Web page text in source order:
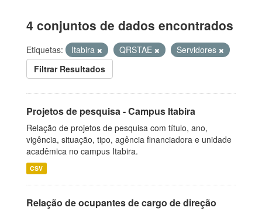
4 conjuntos de dados encontrados
Etiquetas: Itabira QRSTAE
Servidores
Filtrar Resultados
Projetos de pesquisa - Campus Itabira
Relação de projetos de pesquisa com título, ano,
vigência, situação, tipo, agência financiadora e unidade
acadêmica no campus Itabira.
CSV
Relação de ocupantes de cargo de direção